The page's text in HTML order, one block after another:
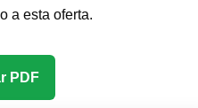
a esta oferta.
PDF